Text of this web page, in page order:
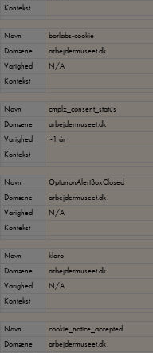
Kontekst
Navn
borlabs-cookie
Domæne
arbejdermuseet.dk
Varighed
N/A
Kontekst
Navn
cmplz_consent_status
Domæne
arbejdermuseet.dk
Varighed
~1 år
Kontekst
Navn
OptanonAlertBoxClosed
Domæne
arbejdermuseet.dk
Varighed
N/A
Kontekst
Navn
klaro
Domæne
arbejdermuseet.dk
Varighed
N/A
Kontekst
Navn
cookie_notice_accepted
Domæne
arbejdermuseet.dk